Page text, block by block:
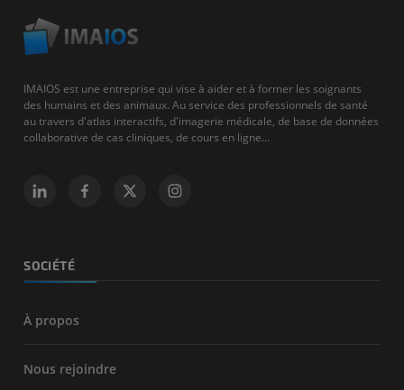
IMAIOS est une entreprise qui vise à aider et à former les soignants
des humains et des animaux. Au service des professionnels de santé
au travers d'atlas interactifs, d'imagerie médicale, de base de données
collaborative de cas cliniques, de cours en ligne...
SOCIÉTÉ
À propos
Nous rejoindre